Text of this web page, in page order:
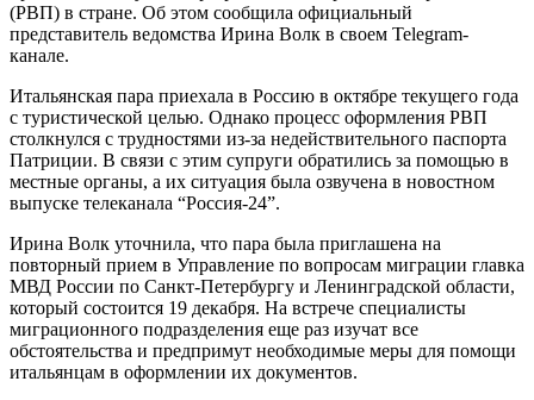
(РВП) в стране. Об этом сообщила официальный
представитель ведомства Ирина Волк в своем Telegram-
канале.
Итальянская пара приехала в Россию в октябре текущего года
с туристической целью. Однако процесс оформления РВП
столкнулся с трудностями из-за недействительного паспорта
Патриции. В связи с этим супруги обратились за помощью в
местные органы, а их ситуация была озвучена в новостном
выпуске телеканала “Россия-24”.
Ирина Волк уточнила, что пара была приглашена на
повторный прием в Управление по вопросам миграции главка
МВД России по Санкт-Петербургу и Ленинградской области,
который состоится 19 декабря. На встрече специалисты
миграционного подразделения еще раз изучат все
обстоятельства и предпримут необходимые меры для помощи
итальянцам в оформлении их документов.